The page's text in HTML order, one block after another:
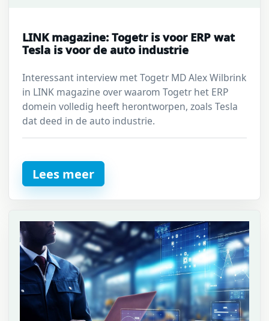
LINK magazine: Togetr is voor ERP wat
Tesla is voor de auto industrie
Interessant interview met Togetr MD Alex Wilbrink
in LINK magazine over waarom Togetr het ERP
domein volledig heeft herontworpen, zoals Tesla
dat deed in de auto industrie.
Lees meer